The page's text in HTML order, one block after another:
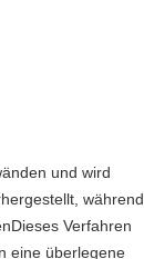
und wird
während
Verfahren
eine überlegene